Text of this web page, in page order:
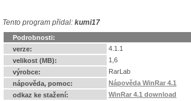
Tento program přidal: kumi17
Podrobnosti:
verze:
4.1.1
velikost (MB):
1,6
výrobce:
RarLab
nápověda, pomoc:
Nápověda WinRar 4.1
odkaz ke stažení:
WinRar 4.1 download